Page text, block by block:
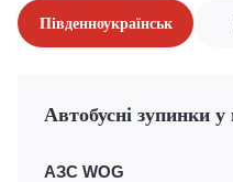
Південноукраїнськ
Автобусні зупинки
АЗС WOG